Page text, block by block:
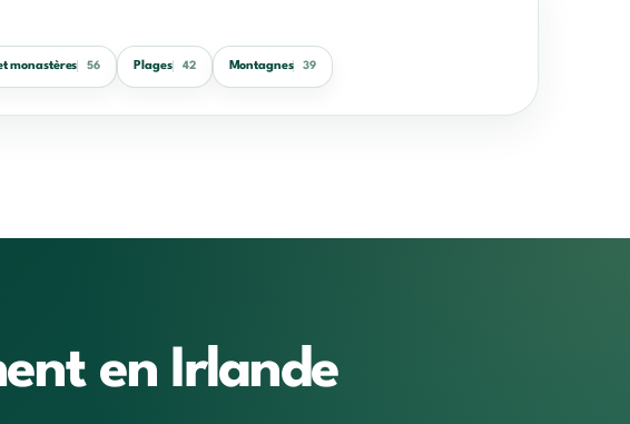
monastères 56 Plages 42 Montagnes 39
en Irlande